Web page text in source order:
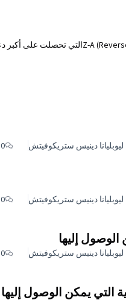
Z-Aالتي تحصلت على أكبر
دينيس ستريكوفيتش 0
دينيس ستريكوفيتش 0
إليها
دينيس ستريكوفيتش 0
التي يمكن الوصول إليها